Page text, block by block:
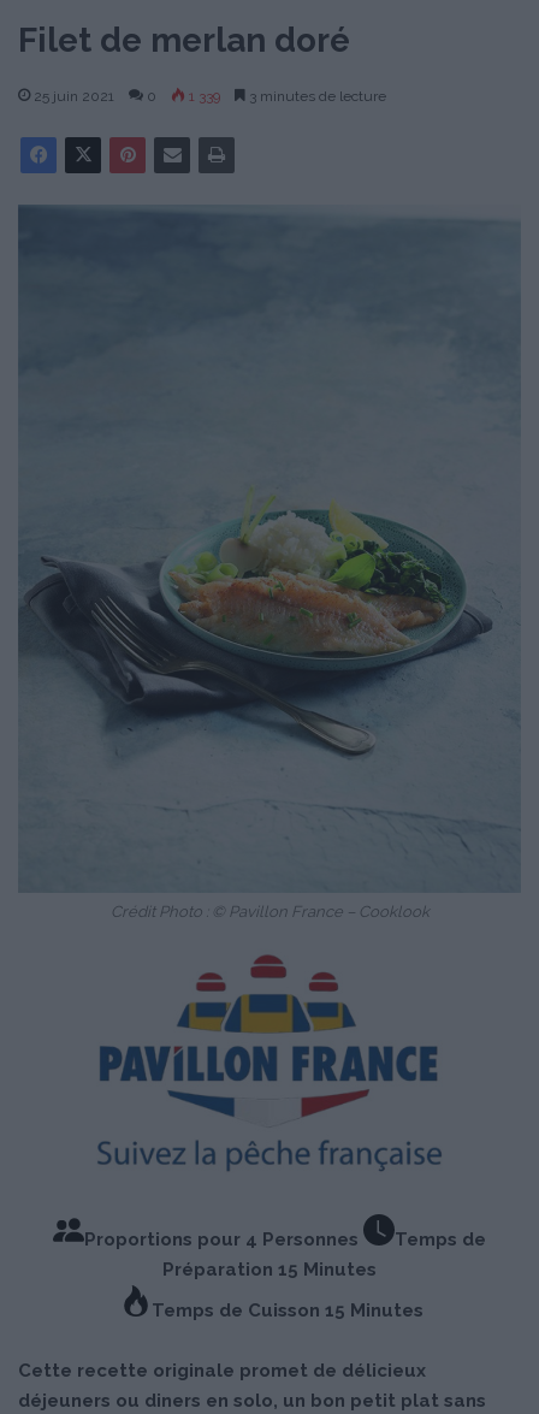
Filet de merlan doré
25 juin 2021 0 1 339 3 minutes de lecture
Crédit Photo : © Pavillon France – Cooklook
Proportions pour 4 Personnes
Temps de
Préparation 15 Minutes
Temps de Cuisson 15 Minutes
Cette recette originale promet de délicieux
déjeuners ou diners en solo, un bon petit plat sans